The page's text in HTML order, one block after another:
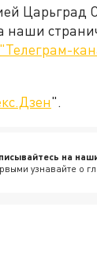
Царьград
"Телеграм-
".
на
узнавайте о